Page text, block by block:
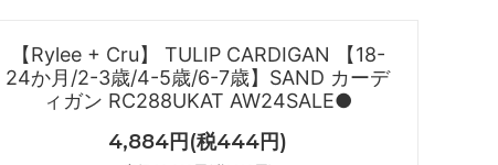
【Rylee + Cru】 TULIP CARDIGAN 【18-
24か月/2-3歳/4-5歳/6-7歳】SAND カーデ
ィガン RC288UKAT AW24SALE●
4,884円(税444円)